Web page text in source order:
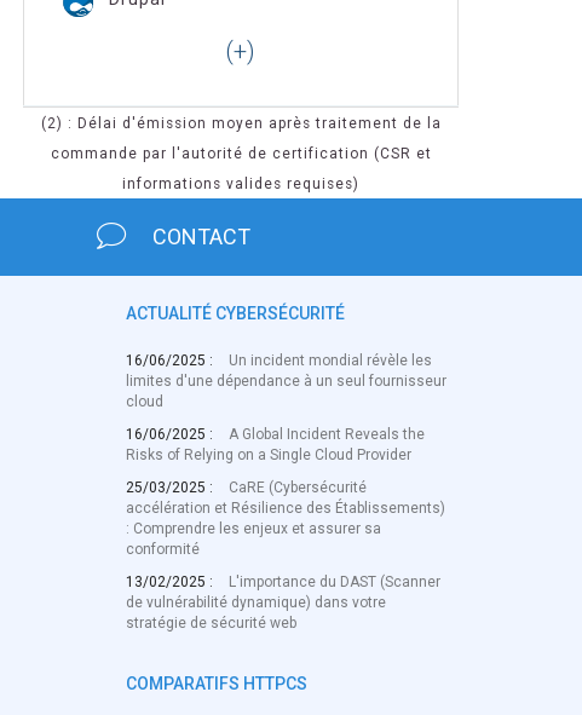
(2) : Délai d'émission moyen après traitement de la
commande par l'autorité de certification (CSR et
informations valides requises)
CONTACT
ACTUALITÉ CYBERSÉCURITÉ
16/06/2025 :
Un incident mondial révèle les
limites d'une dépendance à un seul fournisseur
cloud
16/06/2025 :
A Global Incident Reveals the
Risks of Relying on a Single Cloud Provider
25/03/2025 :
CaRE (Cybersécurité
accélération et Résilience des Établissements)
: Comprendre les enjeux et assurer sa
conformité
13/02/2025 :
L'importance du DAST (Scanner
de vulnérabilité dynamique) dans votre
stratégie de sécurité web
COMPARATIFS HTTPCS